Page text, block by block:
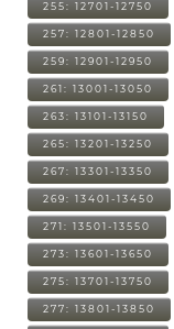
255: 12701-12750
257: 12801-12850
259: 12901-12950
261: 13001-13050
263: 13101-13150
265: 13201-13250
267: 13301-13350
269: 13401-13450
271: 13501-13550
273: 13601-13650
275: 13701-13750
277: 13801-13850